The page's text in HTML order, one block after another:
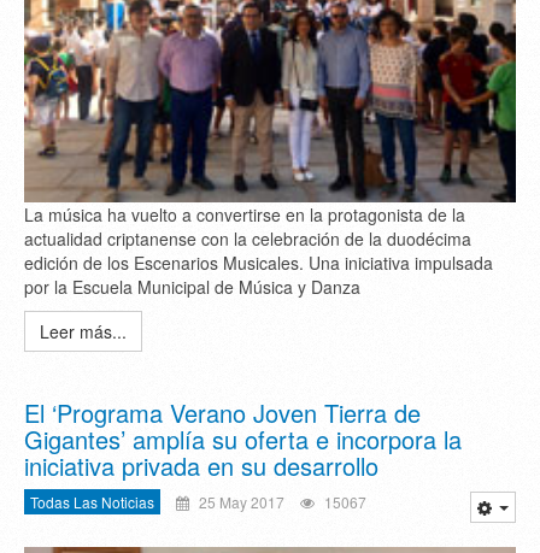
La música ha vuelto a convertirse en la protagonista de la
actualidad criptanense con la celebración de la duodécima
edición de los Escenarios Musicales. Una iniciativa impulsada
por la Escuela Municipal de Música y Danza
Leer más...
El ‘Programa Verano Joven Tierra de
Gigantes’ amplía su oferta e incorpora la
iniciativa privada en su desarrollo
Todas Las Noticias 25 May 2017 15067